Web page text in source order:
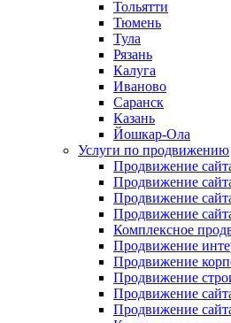
Тольятти
Тюмень
Тула
Рязань
Калуга
Иваново
Саранск
Казань
Йошкар-Ола
Услуги по продвижению
Продвижение
Продвижение
Продвижение
Продвижение
Комплексное
Продвижение
Продвижение
Продвижение
Продвижение
Продвижение